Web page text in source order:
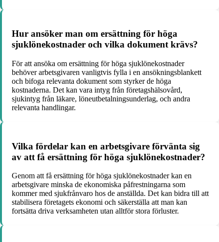
Hur ansöker man om ersättning för höga
sjuklönekostnader och vilka dokument krävs?
För att ansöka om ersättning för höga sjuklönekostnader
behöver arbetsgivaren vanligtvis fylla i en ansökningsblankett
och bifoga relevanta dokument som styrker de höga
kostnaderna. Det kan vara intyg från företagshälsovård,
sjukintyg från läkare, löneutbetalningsunderlag, och andra
relevanta handlingar.
Vilka fördelar kan en arbetsgivare förvänta sig
av att få ersättning för höga sjuklönekostnader?
Genom att få ersättning för höga sjuklönekostnader kan en
arbetsgivare minska de ekonomiska påfrestningarna som
kommer med sjukfrånvaro hos de anställda. Det kan bidra till att
stabilisera företagets ekonomi och säkerställa att man kan
fortsätta driva verksamheten utan alltför stora förluster.